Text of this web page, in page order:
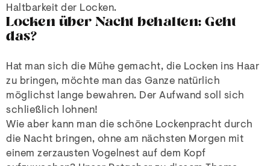
Haltbarkeit der Locken.
Locken über Nacht behalten: Geht
das?
Hat man sich die Mühe gemacht, die Locken ins Haar
zu bringen, möchte man das Ganze natürlich
möglichst lange bewahren. Der Aufwand soll sich
schließlich lohnen!
Wie aber kann man die schöne Lockenpracht durch
die Nacht bringen, ohne am nächsten Morgen mit
einem zerzausten Vogelnest auf dem Kopf